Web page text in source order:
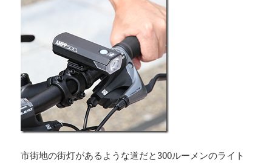
市街地の街灯があるような道だと300ルーメンのライト